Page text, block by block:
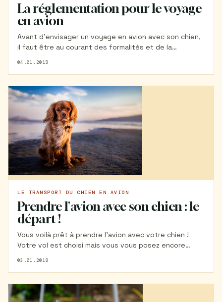
La réglementation pour le voyage
en avion
Avant d'envisager un voyage en avion avec son chien,
il faut être au courant des formalités et de la
règles.
04.01.2019
LE TRANSPORT DU CHIEN EN AVION
Prendre l'avion avec son chien : le
départ !
Vous voilà prêt à prendre l'avion avec votre chien !
Votre vol est choisi mais vous vous posez encore
voulez que tout soit parfait. Retrouvez dans cet
article mes conseils pour un premier vol réussi !
03.01.2019